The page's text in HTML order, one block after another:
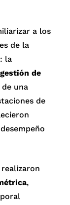
a los
de la
: la
gestión de
de una
de
,